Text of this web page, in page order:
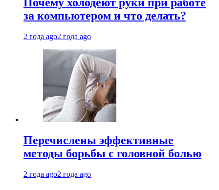
Почему холодеют руки при работе
за компьютером и что делать?
2 года ago2 года ago
Перечислены эффективные
методы борьбы с головной болью
2 года ago2 года ago